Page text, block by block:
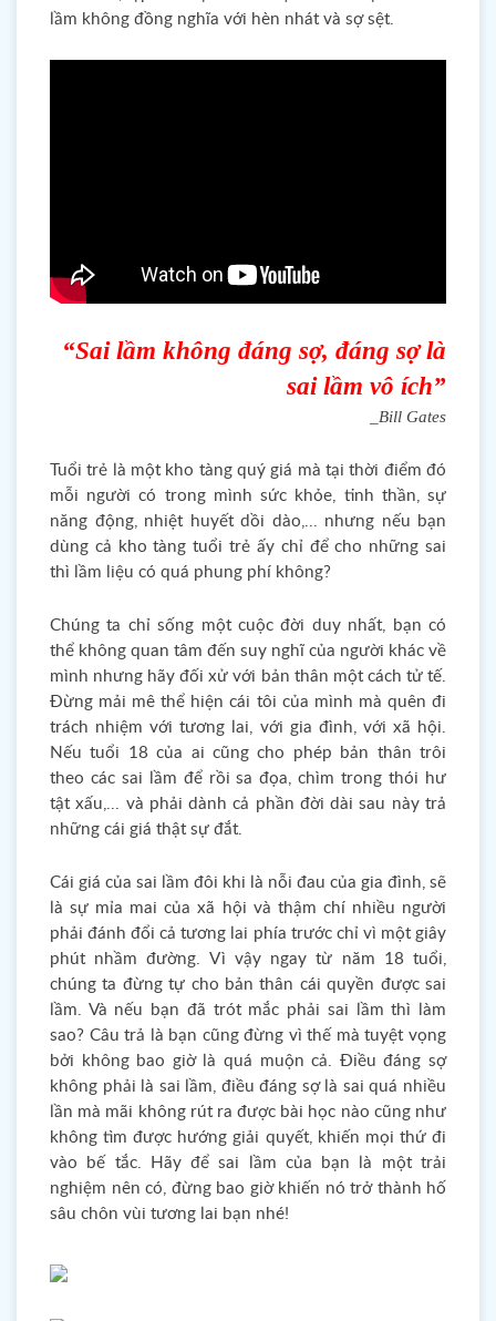
lầm không đồng nghĩa với hèn nhát và sợ sệt.
“Sai lầm không đáng sợ, đáng sợ là
sai lầm vô ích”
_Bill Gates
Tuổi trẻ là một kho tàng quý giá mà tại thời điểm đó
mỗi người có trong mình sức khỏe, tinh thần, sự
năng động, nhiệt huyết dồi dào,... nhưng nếu bạn
dùng cả kho tàng tuổi trẻ ấy chỉ để cho những sai
thì lầm liệu có quá phung phí không?
Chúng ta chỉ sống một cuộc đời duy nhất, bạn có
thể không quan tâm đến suy nghĩ của người khác về
mình nhưng hãy đối xử với bản thân một cách tử tế.
Đừng mải mê thể hiện cái tôi của mình mà quên đi
trách nhiệm với tương lai, với gia đình, với xã hội.
Nếu tuổi 18 của ai cũng cho phép bản thân trôi
theo các sai lầm để rồi sa đọa, chìm trong thói hư
tật xấu,... và phải dành cả phần đời dài sau này trả
những cái giá thật sự đắt.
Cái giá của sai lầm đôi khi là nỗi đau của gia đình, sẽ
là sự mỉa mai của xã hội và thậm chí nhiều người
phải đánh đổi cả tương lai phía trước chỉ vì một giây
phút nhầm đường. Vì vậy ngay từ năm 18 tuổi,
chúng ta đừng tự cho bản thân cái quyền được sai
lầm. Và nếu bạn đã trót mắc phải sai lầm thì làm
sao? Câu trả là bạn cũng đừng vì thế mà tuyệt vọng
bởi không bao giờ là quá muộn cả. Điều đáng sợ
không phải là sai lầm, điều đáng sợ là sai quá nhiều
lần mà mãi không rút ra được bài học nào cũng như
không tìm được hướng giải quyết, khiến mọi thứ đi
vào bế tắc. Hãy để sai lầm của bạn là một trải
nghiệm nên có, đừng bao giờ khiến nó trở thành hố
sâu chôn vùi tương lai bạn nhé!